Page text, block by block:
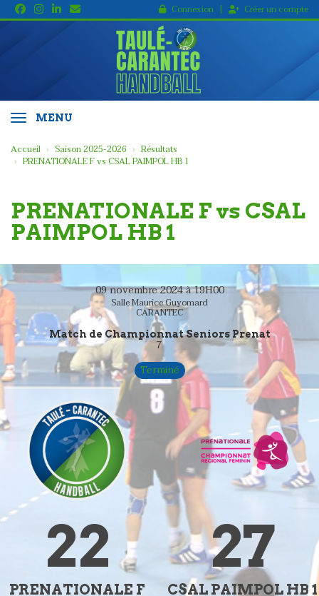
Connexion Créer un compte
MENU
Accueil Saison 2025-2026
Résultats
PRENATIONALE F vs CSAL PAIMPOL HB 1
PRENATIONALE F vs CSAL
PAIMPOL HB 1
09 novembre 2024 à 19H00
Salle Maurice Guyomard
CARANTEC
Match de Championnat Seniors Prenat
7
Terminé
22 27
PRENATIONALE F CSAL PAIMPOL HB 1
Panneau de gestion des cookies